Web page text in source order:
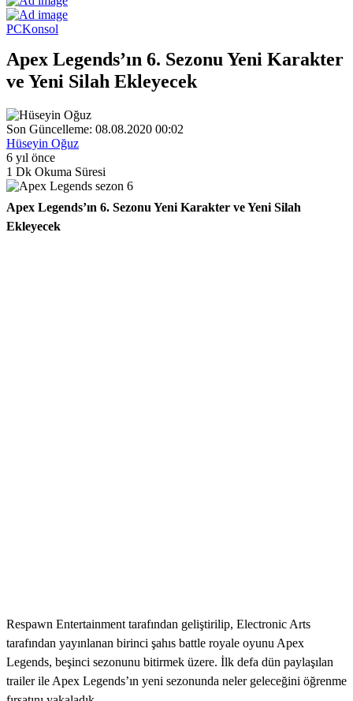
PCKonsol
Apex Legends’ın 6. Sezonu Yeni Karakter
ve Yeni Silah Ekleyecek
Son Güncelleme: 08.08.2020 00:02
Hüseyin Oğuz
6 yıl önce
1 Dk Okuma Süresi
Apex Legends’ın 6. Sezonu Yeni Karakter ve Yeni Silah
Ekleyecek
Respawn Entertainment tarafından geliştirilip, Electronic Arts
tarafından yayınlanan birinci şahıs battle royale oyunu Apex
Legends, beşinci sezonunu bitirmek üzere. İlk defa dün paylaşılan
trailer ile Apex Legends’ın yeni sezonunda neler geleceğini öğrenme